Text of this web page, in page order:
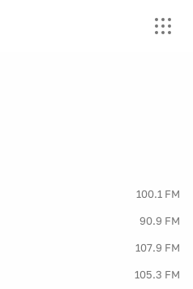
100.1 FM
90.9 FM
107.9 FM
105.3 FM